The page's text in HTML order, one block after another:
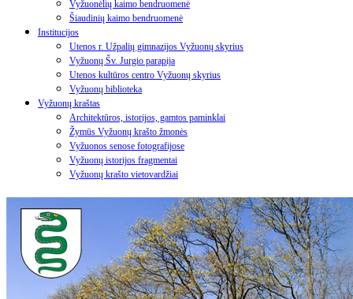
Vyžuonėlių kaimo bendruomenė
Šiaudinių kaimo bendruomenė
Institucijos
Utenos r. Užpalių gimnazijos Vyžuonų skyrius
Vyžuonų Šv. Jurgio parapija
Utenos kultūros centro Vyžuonų skyrius
Vyžuonų biblioteka
Vyžuonų kraštas
Architektūros, istorijos, gamtos paminklai
Žymūs Vyžuonų krašto žmonės
Vyžuonos senose fotografijose
Vyžuonų istorijos fragmentai
Vyžuonų krašto vietovardžiai